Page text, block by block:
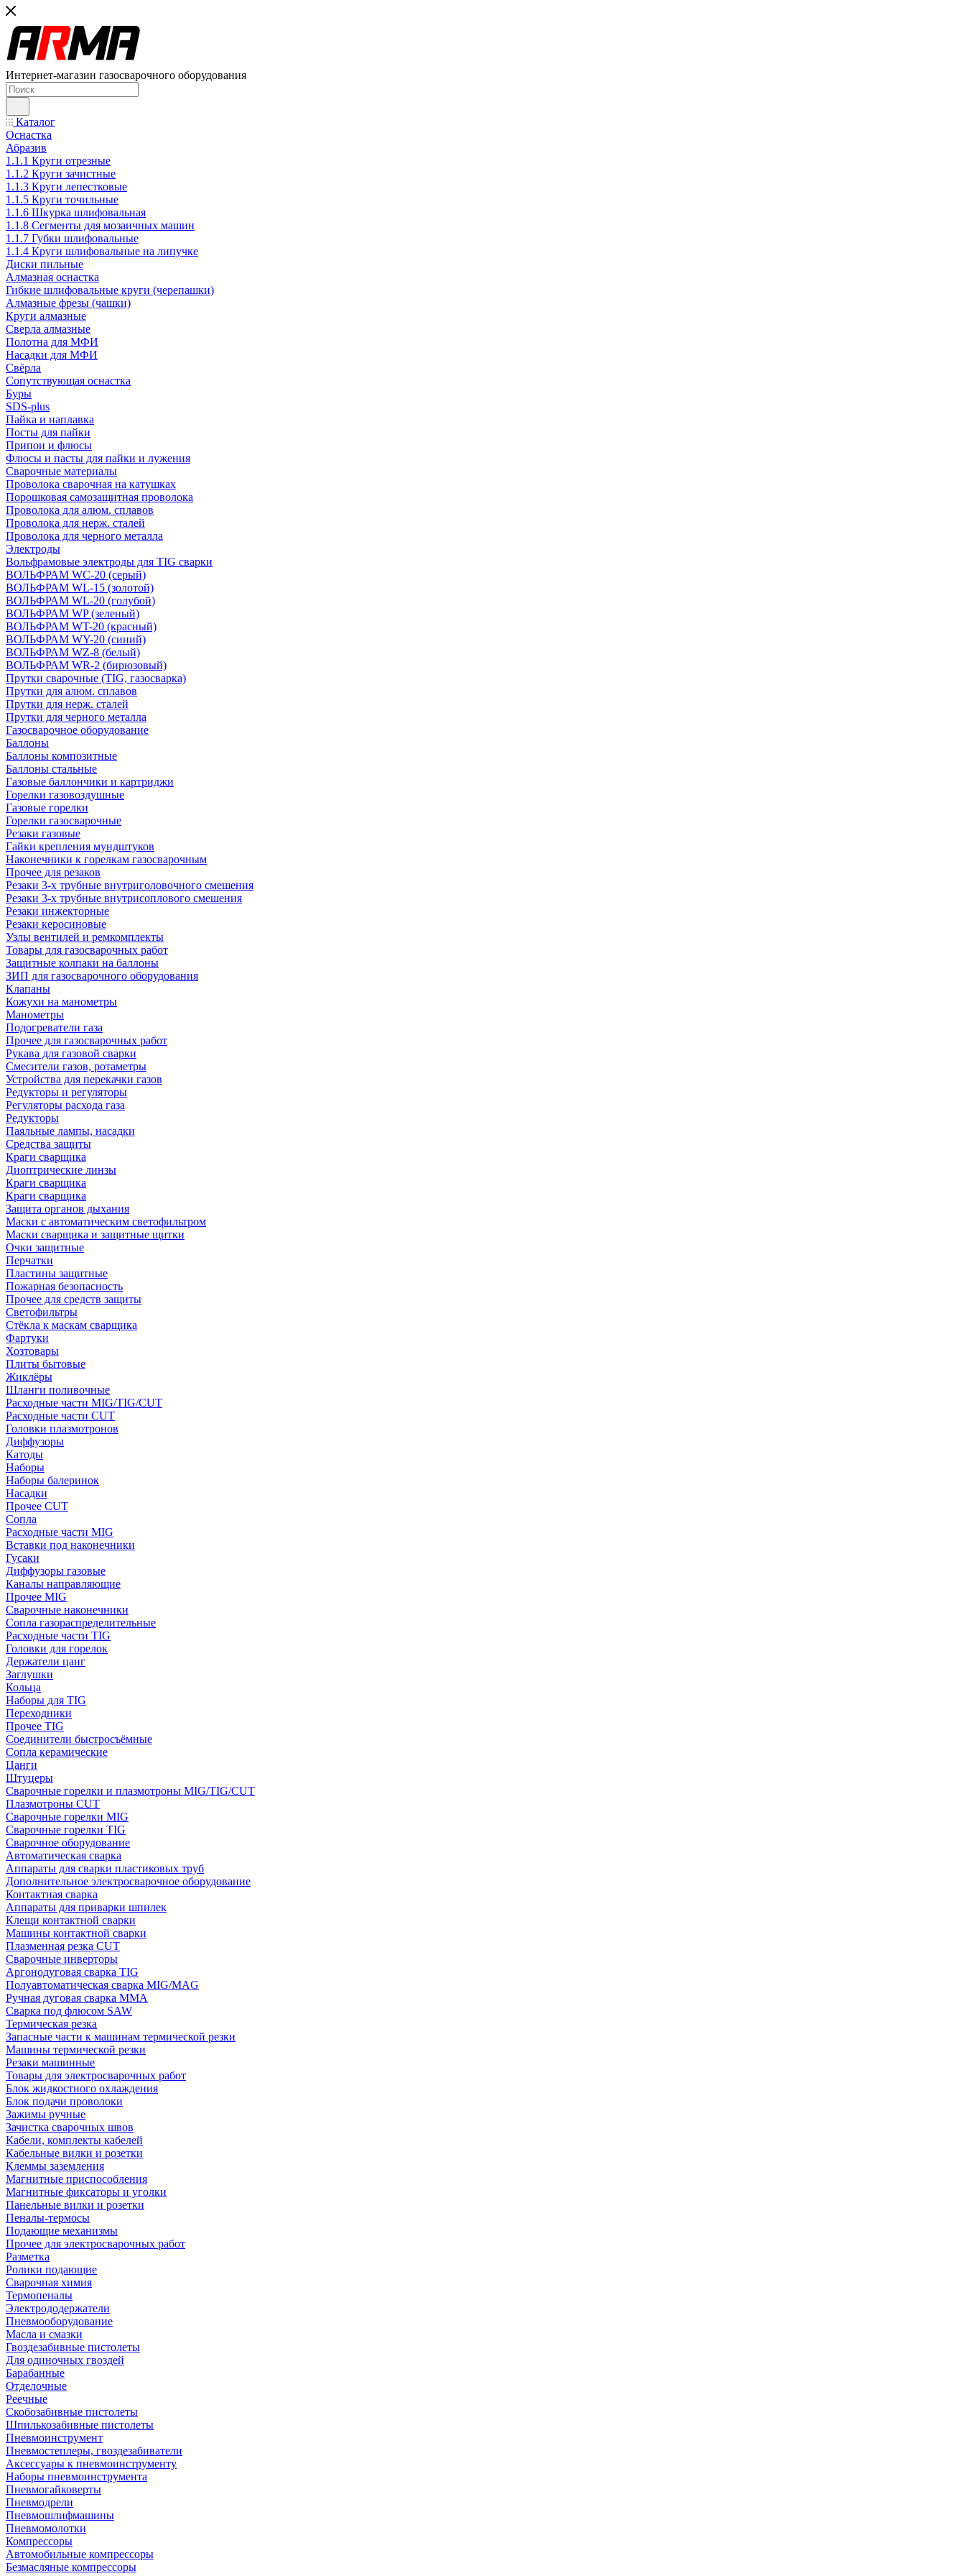
Интернет-магазин газосварочного оборудования
Каталог
Оснастка
Абразив
1.1.1 Круги отрезные
1.1.2 Круги зачистные
1.1.3 Круги лепестковые
1.1.5 Круги точильные
1.1.6 Шкурка шлифовальная
1.1.8 Сегменты для мозаичных машин
1.1.7 Губки шлифовальные
1.1.4 Круги шлифовальные на липучке
Диски пильные
Алмазная оснастка
Гибкие шлифовальные круги (черепашки)
Алмазные фрезы (чашки)
Круги алмазные
Сверла алмазные
Полотна для МФИ
Насадки для МФИ
Свёрла
Сопутствующая оснастка
Буры
SDS-plus
Пайка и наплавка
Посты для пайки
Припои и флюсы
Флюсы и пасты для пайки и лужения
Сварочные материалы
Проволока сварочная на катушках
Порошковая самозащитная проволока
Проволока для алюм. сплавов
Проволока для нерж. сталей
Проволока для черного металла
Электроды
Вольфрамовые электроды для TIG сварки
ВОЛЬФРАМ WC-20 (серый)
ВОЛЬФРАМ WL-15 (золотой)
ВОЛЬФРАМ WL-20 (голубой)
ВОЛЬФРАМ WP (зеленый)
ВОЛЬФРАМ WT-20 (красный)
ВОЛЬФРАМ WY-20 (синий)
ВОЛЬФРАМ WZ-8 (белый)
ВОЛЬФРАМ WR-2 (бирюзовый)
Прутки сварочные (TIG, газосварка)
Прутки для алюм. сплавов
Прутки для нерж. сталей
Прутки для черного металла
Газосварочное оборудование
Баллоны
Баллоны композитные
Баллоны стальные
Газовые баллончики и картриджи
Горелки газовоздушные
Газовые горелки
Горелки газосварочные
Резаки газовые
Гайки крепления мундштуков
Наконечники к горелкам газосварочным
Прочее для резаков
Резаки 3-х трубные внутриголовочного смешения
Резаки 3-х трубные внутрисоплового смешения
Резаки инжекторные
Резаки керосиновые
Узлы вентилей и ремкомплекты
Товары для газосварочных работ
Защитные колпаки на баллоны
ЗИП для газосварочного оборудования
Клапаны
Кожухи на манометры
Манометры
Подогреватели газа
Прочее для газосварочных работ
Рукава для газовой сварки
Смесители газов, ротаметры
Устройства для перекачки газов
Редукторы и регуляторы
Регуляторы расхода газа
Редукторы
Паяльные лампы, насадки
Средства защиты
Краги сварщика
Диоптрические линзы
Краги сварщика
Краги сварщика
Защита органов дыхания
Маски с автоматическим светофильтром
Маски сварщика и защитные щитки
Очки защитные
Перчатки
Пластины защитные
Пожарная безопасность
Прочее для средств защиты
Светофильтры
Стёкла к маскам сварщика
Фартуки
Хозтовары
Плиты бытовые
Жиклёры
Шланги поливочные
Расходные части MIG/TIG/CUT
Расходные части CUT
Головки плазмотронов
Диффузоры
Катоды
Наборы
Наборы балеринок
Насадки
Прочее CUT
Сопла
Расходные части MIG
Вставки под наконечники
Гусаки
Диффузоры газовые
Каналы направляющие
Прочее MIG
Сварочные наконечники
Сопла газораспределительные
Расходные части TIG
Головки для горелок
Держатели цанг
Заглушки
Кольца
Наборы для TIG
Переходники
Прочее TIG
Соединители быстросъёмные
Сопла керамические
Цанги
Штуцеры
Сварочные горелки и плазмотроны MIG/TIG/CUT
Плазмотроны CUT
Сварочные горелки MIG
Сварочные горелки TIG
Сварочное оборудование
Автоматическая сварка
Аппараты для сварки пластиковых труб
Дополнительное электросварочное оборудование
Контактная сварка
Аппараты для приварки шпилек
Клещи контактной сварки
Машины контактной сварки
Плазменная резка CUT
Сварочные инверторы
Аргонодуговая сварка TIG
Полуавтоматическая сварка MIG/MAG
Ручная дуговая сварка MMA
Сварка под флюсом SAW
Термическая резка
Запасные части к машинам термической резки
Машины термической резки
Резаки машинные
Товары для электросварочных работ
Блок жидкостного охлаждения
Блок подачи проволоки
Зажимы ручные
Зачистка сварочных швов
Кабели, комплекты кабелей
Кабельные вилки и розетки
Клеммы заземления
Магнитные приспособления
Магнитные фиксаторы и уголки
Панельные вилки и розетки
Пеналы-термосы
Подающие механизмы
Прочее для электросварочных работ
Разметка
Ролики подающие
Сварочная химия
Термопеналы
Электрододержатели
Пневмооборудование
Масла и смазки
Гвоздезабивные пистолеты
Для одиночных гвоздей
Барабанные
Отделочные
Реечные
Скобозабивные пистолеты
Шпилькозабивные пистолеты
Пневмоинструмент
Пневмостеплеры, гвоздезабиватели
Аксессуары к пневмоинструменту
Наборы пневмоинструмента
Пневмогайковерты
Пневмодрели
Пневмошлифмашины
Пневмомолотки
Компрессоры
Автомобильные компрессоры
Безмасляные компрессоры